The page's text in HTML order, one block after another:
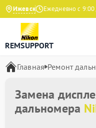
Ижевск
Яндекс Ежедневно с 9:00
REMSUPPORT
Главная Ремонт
Замена
дальномера